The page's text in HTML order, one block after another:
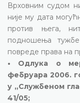
Врховним судом
није му дата
против њега,
подношења
повреде права на
• Одлука о
фебруара 2006.
у „Службеном
41/05;